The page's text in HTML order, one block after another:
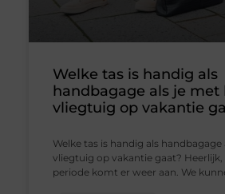
Welke tas is handig als
handbagage als je met
vliegtuig op vakantie
Welke tas is handig als
vliegtuig op vakantie gaat? Heerlijk,
periode komt er weer aan. We